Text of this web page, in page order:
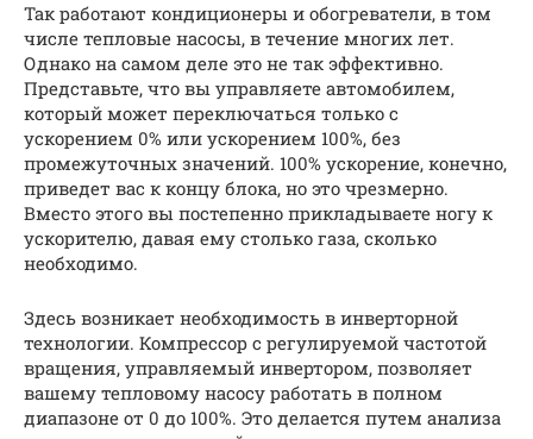
Так работают кондиционеры и обогреватели, в том
числе тепловые насосы, в течение многих лет.
Однако на самом деле это не так эффективно.
Представьте, что вы управляете автомобилем,
который может переключаться только с
ускорением 0% или ускорением 100%, без
промежуточных значений. 100% ускорение, конечно,
приведет вас к концу блока, но это чрезмерно.
Вместо этого вы постепенно прикладываете ногу к
ускорителю, давая ему столько газа, сколько
необходимо.
Здесь возникает необходимость в инверторной
технологии. Компрессор с регулируемой частотой
вращения, управляемый инвертором, позволяет
вашему тепловому насосу работать в полном
диапазоне от 0 до 100%. Это делается путем анализа